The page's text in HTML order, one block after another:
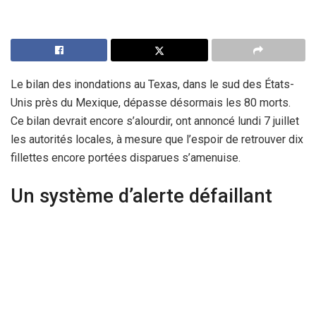
Le bilan des inondations au Texas, dans le sud des États-
Unis près du Mexique, dépasse désormais les 80 morts.
Ce bilan devrait encore s’alourdir, ont annoncé lundi 7 juillet
les autorités locales, à mesure que l’espoir de retrouver dix
fillettes encore portées disparues s’amenuise.
Un système d’alerte défaillant